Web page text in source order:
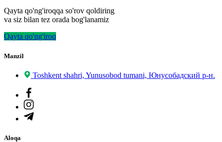
Qayta qo'ng'iroqqa so'rov qoldiring
va siz bilan tez orada bog'lanamiz
Qayta qo'ng'iroq
Manzil
Toshkent shahri, Yunusobod tumani, Юнусобадский р-н.
Aloqa